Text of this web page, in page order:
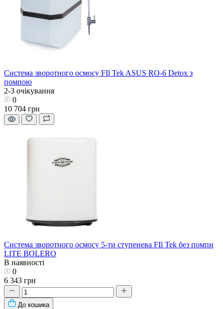
Система зворотного осмосу FIl Tek ASUS RO-6 Detox з
помпою
2-3 очікування
0
10 704 грн
Система зворотного осмосу 5-ти ступенева FIl Tek без помпи
LITE BOLERO
В наявності
0
6 343 грн
До кошика